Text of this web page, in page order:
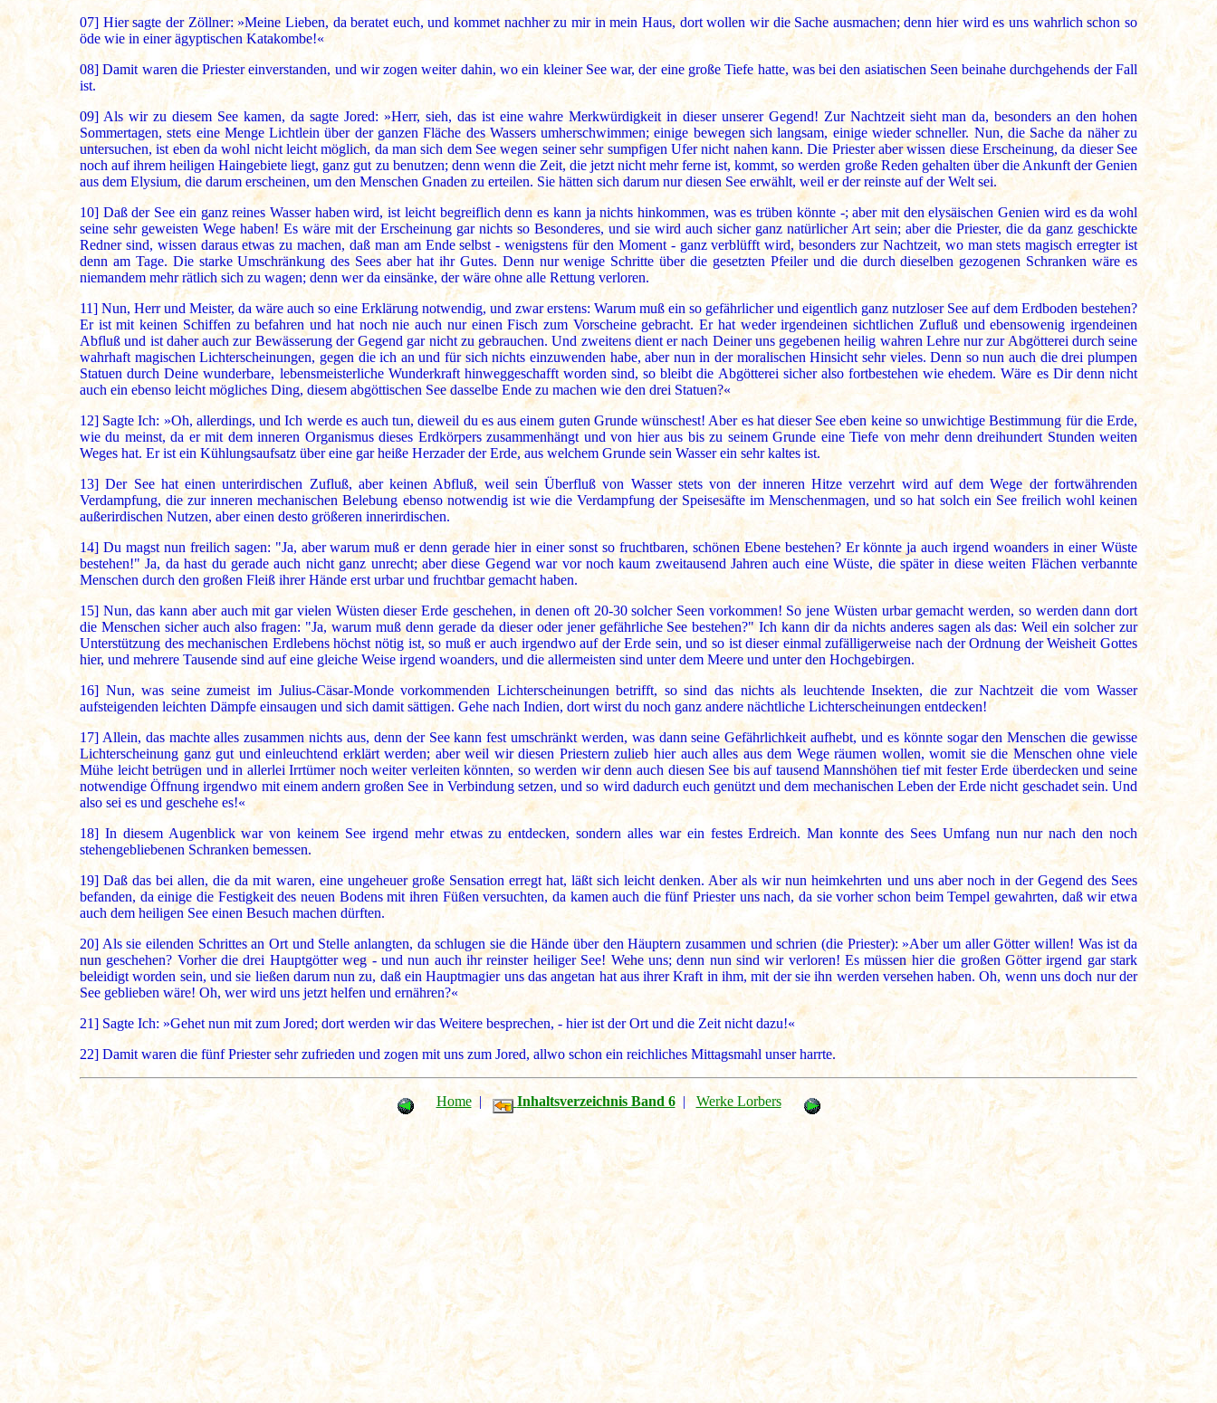
07] Hier sagte der Zöllner: »Meine Lieben, da beratet euch, und kommet nachher zu mir in mein Haus, dort wollen wir die Sache ausmachen; denn hier wird es uns wahrlich schon so
öde wie in einer ägyptischen Katakombe!«
08]Damit waren die Priester einverstanden, und wir zogen weiter dahin, wo ein kleiner See war, der eine große Tiefe hatte, was bei den asiatischen Seen beinahe durchgehends der Fall
ist.
09] Als wir zu diesem See kamen, da sagte Jored: »Herr, sieh, das ist eine wahre Merkwürdigkeit in dieser unserer Gegend! Zur Nachtzeit sieht man da, besonders an den hohen
Sommertagen, stets eine Menge Lichtlein über der ganzen Fläche des Wassers umherschwimmen; einige bewegen sich langsam, einige wieder schneller. Nun, die Sache da näher zu
untersuchen, ist eben da wohl nicht leicht möglich, da man sich dem See wegen seiner sehr sumpfigen Ufer nicht nahen kann. Die Priester aber wissen diese Erscheinung, da dieser See
noch auf ihrem heiligen Haingebiete liegt, ganz gut zu benutzen; denn wenn die Zeit, die jetzt nicht mehr ferne ist, kommt, so werden große Reden gehalten über die Ankunft der Genien
aus dem Elysium, die darum erscheinen, um den Menschen Gnaden zu erteilen. Sie hätten sich darum nur diesen See erwählt, weil er der reinste auf der Welt sei.
10]Daß der See ein ganz reines Wasser haben wird, ist leicht begreiflich denn es kann ja nichts hinkommen, was es trüben könnte -; aber mit den elysäischen Genien wird es da wohl
seine sehr geweisten Wege haben! Es wäre mit der Erscheinung gar nichts so Besonderes, und sie wird auch sicher ganz natürlicher Art sein; aber die Priester, die da ganz geschickte
Redner sind, wissen daraus etwas zu machen, daß man am Ende selbst - wenigstens für den Moment - ganz verblüfft wird, besonders zur Nachtzeit, wo man stets magisch erregter ist
denn am Tage. Die starke Umschränkung des Sees aber hat ihr Gutes. Denn nur wenige Schritte über die gesetzten Pfeiler und die durch dieselben gezogenen Schranken wäre es
niemandem mehr rätlich sich zu wagen; denn wer da einsänke, der wäre ohne alle Rettung verloren.
11] Nun, Herr und Meister, da wäre auch so eine Erklärung notwendig, und zwar erstens: Warum muß ein so gefährlicher und eigentlich ganz nutzloser See auf dem Erdboden bestehen?
Er ist mit keinen Schiffen zu befahren und hat noch nie auch nur einen Fisch zum Vorscheine gebracht. Er hat weder irgendeinen sichtlichen Zufluß und ebensowenig irgendeinen
Abfluß und ist daher auch zur Bewässerung der Gegend gar nicht zu gebrauchen. Und zweitens dient er nach Deiner uns gegebenen heilig wahren Lehre nur zur Abgötterei durch seine
wahrhaft magischen Lichterscheinungen, gegen die ich an und für sich nichts einzuwenden habe, aber nun in der moralischen Hinsicht sehr vieles. Denn so nun auch die drei plumpen
Statuen durch Deine wunderbare, lebensmeisterliche Wunderkraft hinweggeschafft worden sind, so bleibt die Abgötterei sicher also fortbestehen wie ehedem. Wäre es Dir denn nicht
auch ein ebenso leicht mögliches Ding, diesem abgöttischen See dasselbe Ende zu machen wie den drei Statuen?«
12] Sagte Ich: »Oh, allerdings, und Ich werde es auch tun, dieweil du es aus einem guten Grunde wünschest! Aber es hat dieser See eben keine so unwichtige Bestimmung für die Erde,
wie du meinst, da er mit dem inneren Organismus dieses Erdkörpers zusammenhängt und von hier aus bis zu seinem Grunde eine Tiefe von mehr denn dreihundert Stunden weiten
Weges hat. Er ist ein Kühlungsaufsatz über eine gar heiße Herzader der Erde, aus welchem Grunde sein Wasser ein sehr kaltes ist.
13] Der See hat einen unterirdischen Zufluß, aber keinen Abfluß, weil sein Überfluß von Wasser stets von der inneren Hitze verzehrt wird auf dem Wege der fortwährenden
Verdampfung, die zur inneren mechanischen Belebung ebenso notwendig ist wie die Verdampfung der Speisesäfte im Menschenmagen, und so hat solch ein See freilich wohl keinen
außerirdischen Nutzen, aber einen desto größeren innerirdischen.
14]Du magst nun freilich sagen: "Ja, aber warum muß er denn gerade hier in einer sonst so fruchtbaren, schönen Ebene bestehen? Er könnte ja auch irgend woanders in einer Wüste
bestehen!" Ja, da hast du gerade auch nicht ganz unrecht; aber diese Gegend war vor noch kaum zweitausend Jahren auch eine Wüste, die später in diese weiten Flächen verbannte
Menschen durch den großen Fleiß ihrer Hände erst urbar und fruchtbar gemacht haben.
15] Nun, das kann aber auch mit gar vielen Wüsten dieser Erde geschehen, in denen oft 20-30 solcher Seen vorkommen! So jene Wüsten urbar gemacht werden, so werden dann dort
die Menschen sicher auch also fragen: "Ja, warum muß denn gerade da dieser oder jener gefährliche See bestehen?" Ich kann dir da nichts anderes sagen als das: Weil ein solcher zur
Unterstützung des mechanischen Erdlebens höchst nötig ist, so muß er auch irgendwo auf der Erde sein, und so ist dieser einmal zufälligerweise nach der Ordnung der Weisheit Gottes
hier, und mehrere Tausende sind auf eine gleiche Weise irgend woanders, und die allermeisten sind unter dem Meere und unter den Hochgebirgen.
16] Nun, was seine zumeist im Julius-Cäsar-Monde vorkommenden Lichterscheinungen betrifft, so sind das nichts als leuchtende Insekten, die zur Nachtzeit die vom Wasser
aufsteigenden leichten Dämpfe einsaugen und sich damit sättigen. Gehe nach Indien, dort wirst du noch ganz andere nächtliche Lichterscheinungen entdecken!
17] Allein, das machte alles zusammen nichts aus, denn der See kann fest umschränkt werden, was dann seine Gefährlichkeit aufhebt, und es könnte sogar den Menschen die gewisse
Lichterscheinung ganz gut und einleuchtend erklärt werden; aber weil wir diesen Priestern zulieb hier auch alles aus dem Wege räumen wollen, womit sie die Menschen ohne viele
Mühe leicht betrügen und in allerlei Irrtümer noch weiter verleiten könnten, so werden wir denn auch diesen See bis auf tausend Mannshöhen tief mit fester Erde überdecken und seine
notwendige Öffnung irgendwo mit einem andern großen See in Verbindung setzen, und so wird dadurch euch genützt und dem mechanischen Leben der Erde nicht geschadet sein. Und
also sei es und geschehe es!«
18] In diesem Augenblick war von keinem See irgend mehr etwas zu entdecken, sondern alles war ein festes Erdreich. Man konnte des Sees Umfang nun nur nach den noch
stehengebliebenen Schranken bemessen.
19] Daß das bei allen, die da mit waren, eine ungeheuer große Sensation erregt hat, läßt sich leicht denken. Aber als wir nun heimkehrten und uns aber noch in der Gegend des Sees
befanden, da einige die Festigkeit des neuen Bodens mit ihren Füßen versuchten, da kamen auch die fünf Priester uns nach, da sie vorher schon beim Tempel gewahrten, daß wir etwa
auch dem heiligen See einen Besuch machen dürften.
20] Als sie eilenden Schrittes an Ort und Stelle anlangten, da schlugen sie die Hände über den Häuptern zusammen und schrien (die Priester): »Aber um aller Götter willen! Was ist da
nun geschehen? Vorher die drei Hauptgötter weg - und nun auch ihr reinster heiliger See! Wehe uns; denn nun sind wir verloren! Es müssen hier die großen Götter irgend gar stark
beleidigt worden sein, und sie ließen darum nun zu, daß ein Hauptmagier uns das angetan hat aus ihrer Kraft in ihm, mit der sie ihn werden versehen haben. Oh, wenn uns doch nur der
See geblieben wäre! Oh, wer wird uns jetzt helfen und ernähren?«
21]Sagte Ich: »Gehet nun mit zum Jored; dort werden wir das Weitere besprechen, - hier ist der Ort und die Zeit nicht dazu!«
22] Damit waren die fünf Priester sehr zufrieden und zogen mit uns zum Jored, allwo schon ein reichliches Mittagsmahl unser harrte.
Home| Inhaltsverzeichnis Band 6|Werke Lorbers